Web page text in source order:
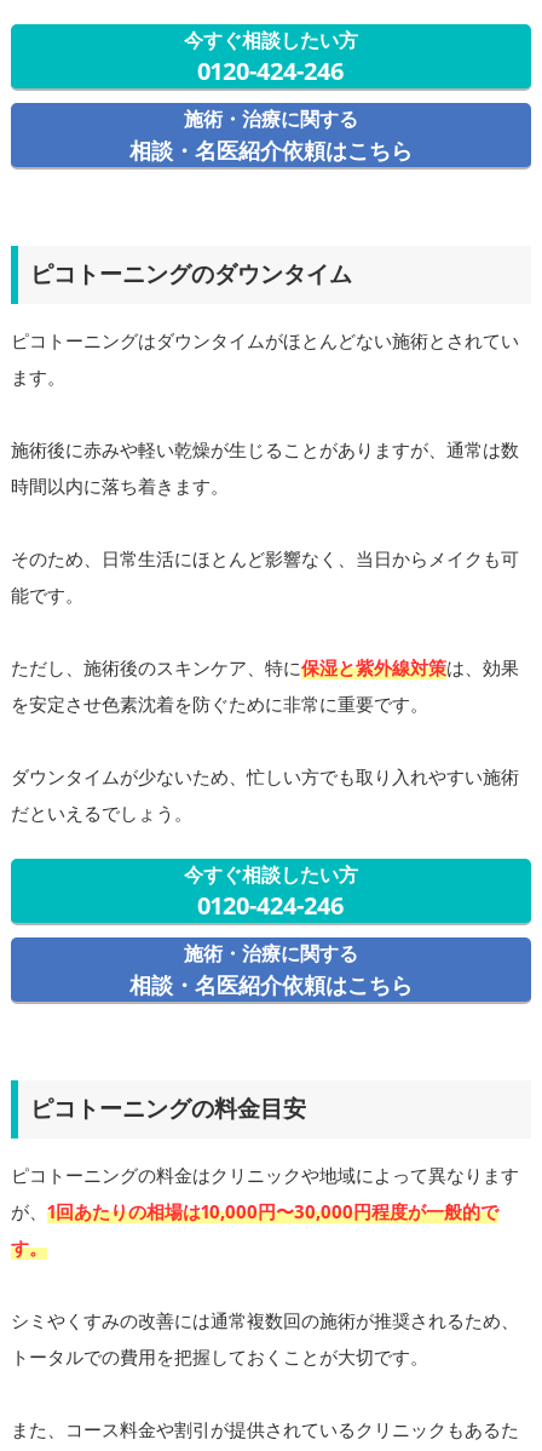
今すぐ相談したい方
0120-424-246
施術・治療に関する
相談・名医紹介依頼はこちら
ピコトーニングのダウンタイム
ピコトーニングはダウンタイムがほとんどない施術とされてい
ます。
施術後に赤みや軽い乾燥が生じることがありますが、通常は数
時間以内に落ち着きます。
そのため、日常生活にほとんど影響なく、当日からメイクも可
能です。
ただし、施術後のスキンケア、特に保湿と紫外線対策は、効果
を安定させ色素沈着を防ぐために非常に重要です。
ダウンタイムが少ないため、忙しい方でも取り入れやすい施術
だといえるでしょう。
今すぐ相談したい方
0120-424-246
施術・治療に関する
相談・名医紹介依頼はこちら
ピコトーニングの料金目安
ピコトーニングの料金はクリニックや地域によって異なります
が、 1回あたりの相場は10,000円〜30,000円程度が一般的で
す。
シミやくすみの改善には通常複数回の施術が推奨されるため、
トータルでの費用を把握しておくことが大切です。
また、コース料金や割引が提供されているクリニックもあるた